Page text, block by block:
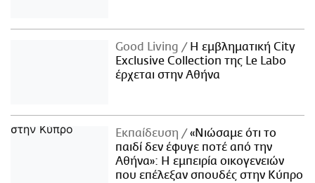
Good Living
Η εμβληματική City
Exclusive Collection της Le Labo
έρχεται στην Αθήνα
Εκπαίδευση
«Νιώσαμε ότι το
παιδί δεν έφυγε ποτέ από την
Αθήνα»: Η εμπειρία οικογενειών
που επέλεξαν σπουδές στην Κύπρο